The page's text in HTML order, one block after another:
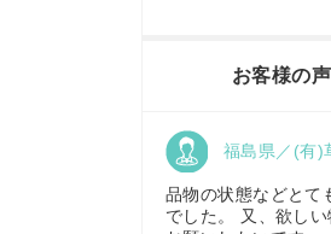
ガワ農機商会）
東京都／
株式会社マーケット
ライズ
香川県／
農機リンクス
お客様の声
福島県／(有)
品物の状態などとて
でした。 又、欲し